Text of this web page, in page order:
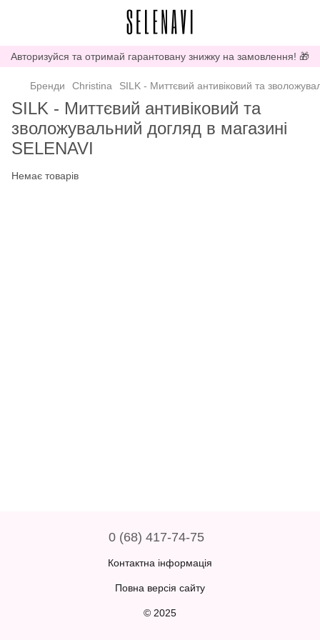
Авторизуйся та отримай гарантовану знижку на замовлення! 🎁
Бренди Christina SILK - Миттєвий антивіковий та
SILK - Миттєвий антивіковий та
зволожувальний догляд в магазині
SELENAVI
Немає товарів
0 (68) 417-74-75
Контактна інформація
Повна версія сайту
© 2025